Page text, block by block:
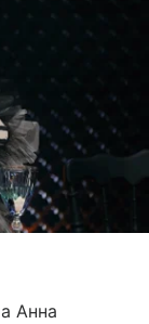
Анна